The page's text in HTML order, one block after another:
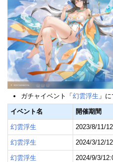
ガチャイベント「 幻雲浮生 」
イベント名 開催期間
幻雲浮生 2023/8/11/
幻雲浮生 2024/3/12/
幻雲浮生 2024/9/3/